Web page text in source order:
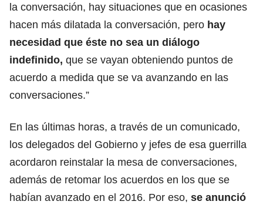
la conversación, hay situaciones que en ocasiones
hacen más dilatada la conversación, pero hay
necesidad que éste no sea un diálogo
indefinido, que se vayan obteniendo puntos de
acuerdo a medida que se va avanzando en las
conversaciones.”
En las últimas horas, a través de un comunicado,
los delegados del Gobierno y jefes de esa guerrilla
acordaron reinstalar la mesa de conversaciones,
además de retomar los acuerdos en los que se
habían avanzado en el 2016. Por eso, se anunció